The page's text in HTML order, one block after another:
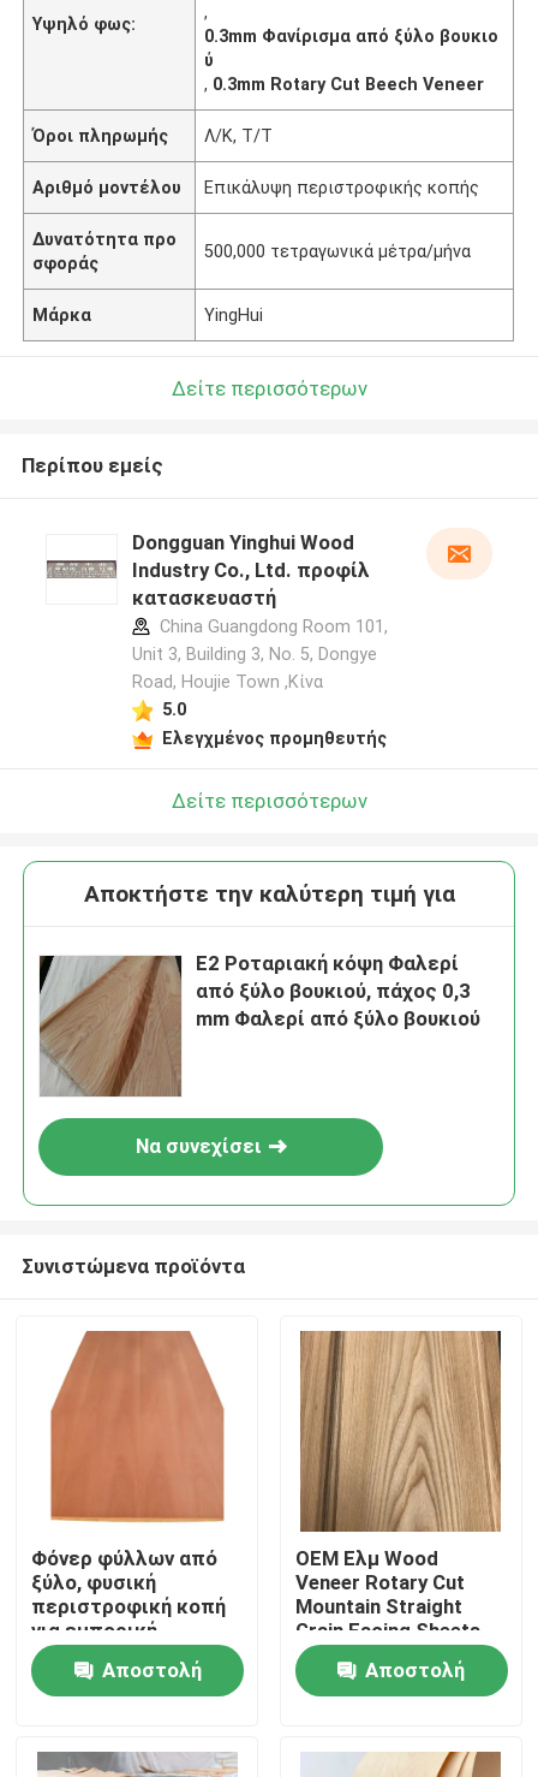
Σπίτι
Προϊόντα
Περίπου εμείς
Υψηλό φως:
,
0.3mm Φανίρισμα από ξύλο βουκιο
ύ
, 0.3mm Rotary Cut Beech Veneer
Όροι πληρωμής Λ/Κ, Τ/Τ
Αριθμό μοντέλου Επικάλυψη περιστροφικής κοπής
Δυνατότητα προ
σφοράς
500,000 τετραγωνικά μέτρα/μήνα
Μάρκα YingHui
Δείτε περισσότερων
Περίπου εμείς
Dongguan Yinghui Wood
Industry Co., Ltd. προφίλ
κατασκευαστή
China Guangdong Room 101,
Unit 3, Building 3, No. 5, Dongye
Road, Houjie Town ,Κίνα
5.0
Ελεγχμένος προμηθευτής
Δείτε περισσότερων
Αποκτήστε την καλύτερη τιμή για
Ε2 Ροταριακή κόψη Φαλερί
από ξύλο βουκιού, πάχος 0,3
mm Φαλερί από ξύλο βουκιού
Να συνεχίσει
Συνιστώμενα προϊόντα
Φόνερ φύλλων από
ξύλο, φυσική
περιστροφική κοπή
για εμπορική
αντιφράγματα
Αποστολή
OEM Ελμ Wood
Veneer Rotary Cut
Mountain Straight
Grain Facing Sheets
(Ελμ ξύλο ελαστικό)
Αποστολή